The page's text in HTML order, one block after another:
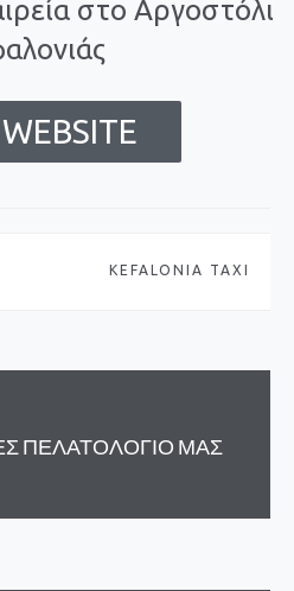
στο Αργοστόλι
KEFALONIA TAXI
ΠΕΛΑΤΟΛΟΓΙΟ ΜΑΣ